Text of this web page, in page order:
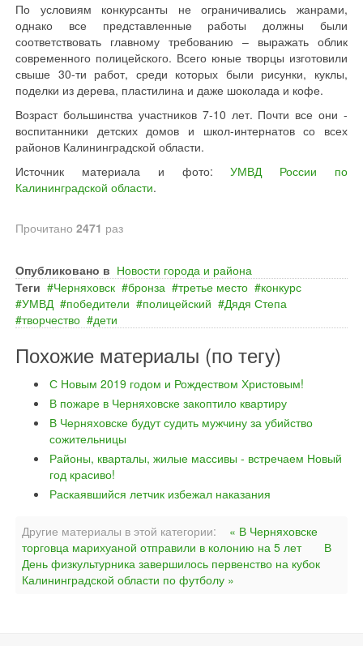
По условиям конкурсанты не ограничивались жанрами,
однако все представленные работы должны были
соответствовать главному требованию – выражать облик
современного полицейского. Всего юные творцы изготовили
свыше 30-ти работ, среди которых были рисунки, куклы,
поделки из дерева, пластилина и даже шоколада и кофе.
Возраст большинства участников 7-10 лет. Почти все они -
воспитанники детских домов и школ-интернатов со всех
районов Калининградской области.
Источник материала и фото:УМВД России по
Калининградской области.
Прочитано 2471 раз
Опубликовано в Новости города и района
Теги
Черняховск бронза третье место
конкурс
УМВД
победители полицейский
Дядя Степа
творчество
дети
Похожие материалы (по тегу)
С Новым 2019 годом и Рождеством Христовым!
В пожаре в Черняховске закоптило квартиру
В Черняховске будут судить мужчину за убийство
сожительницы
Районы, кварталы, жилые массивы - встречаем Новый
год красиво!
Раскаявшийся летчик избежал наказания
Другие материалы в этой категории:
« В Черняховске
торговца марихуаной отправили в колонию на 5 лет
В
День физкультурника завершилось первенство на кубок
Калининградской области по футболу »